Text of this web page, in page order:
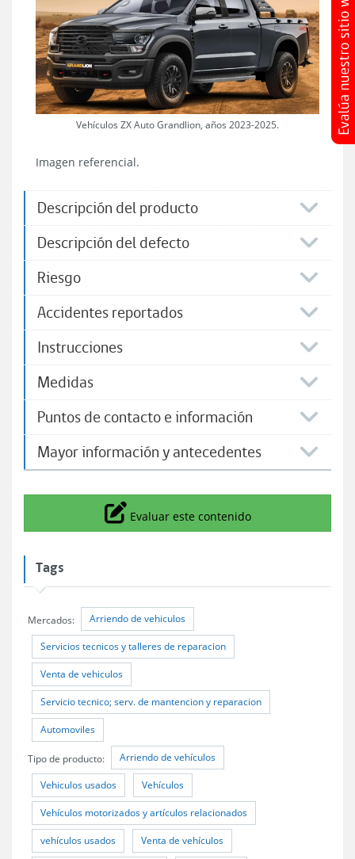
Vehículos ZX Auto Grandlion, años 2023-2025.
Imagen referencial.
Descripción del producto
Descripción del defecto
Riesgo
Accidentes reportados
Instrucciones
Medidas
Puntos de contacto e información
Mayor información y antecedentes
Icono
Evaluar este contenido
Tags
Mercados: Arriendo de vehiculos
Servicios tecnicos y talleres de reparacion
Venta de vehiculos
Servicio tecnico; serv. de mantencion y reparacion
Automoviles
Tipo de producto: Arriendo de vehículos
Vehiculos usados Vehículos
Vehículos motorizados y artículos relacionados
vehículos usados Venta de vehículos